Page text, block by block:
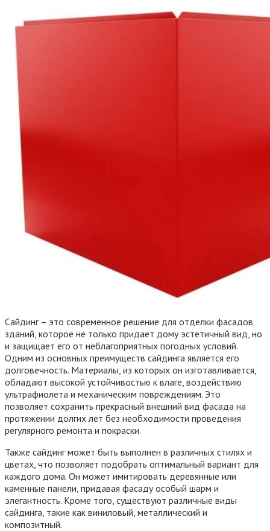
Сайдинг – это современное решение для отделки фасадов
зданий, которое не только придает дому эстетичный вид, но
и защищает его от неблагоприятных погодных условий.
Одним из основных преимуществ сайдинга является его
долговечность. Материалы, из которых он изготавливается,
обладают высокой устойчивостью к влаге, воздействию
ультрафиолета и механическим повреждениям. Это
позволяет сохранить прекрасный внешний вид фасада на
протяжении долгих лет без необходимости проведения
регулярного ремонта и покраски.
Также сайдинг может быть выполнен в различных стилях и
цветах, что позволяет подобрать оптимальный вариант для
каждого дома. Он может имитировать деревянные или
каменные панели, придавая фасаду особый шарм и
элегантность. Кроме того, существуют различные виды
сайдинга, такие как виниловый, металлический и
композитный.